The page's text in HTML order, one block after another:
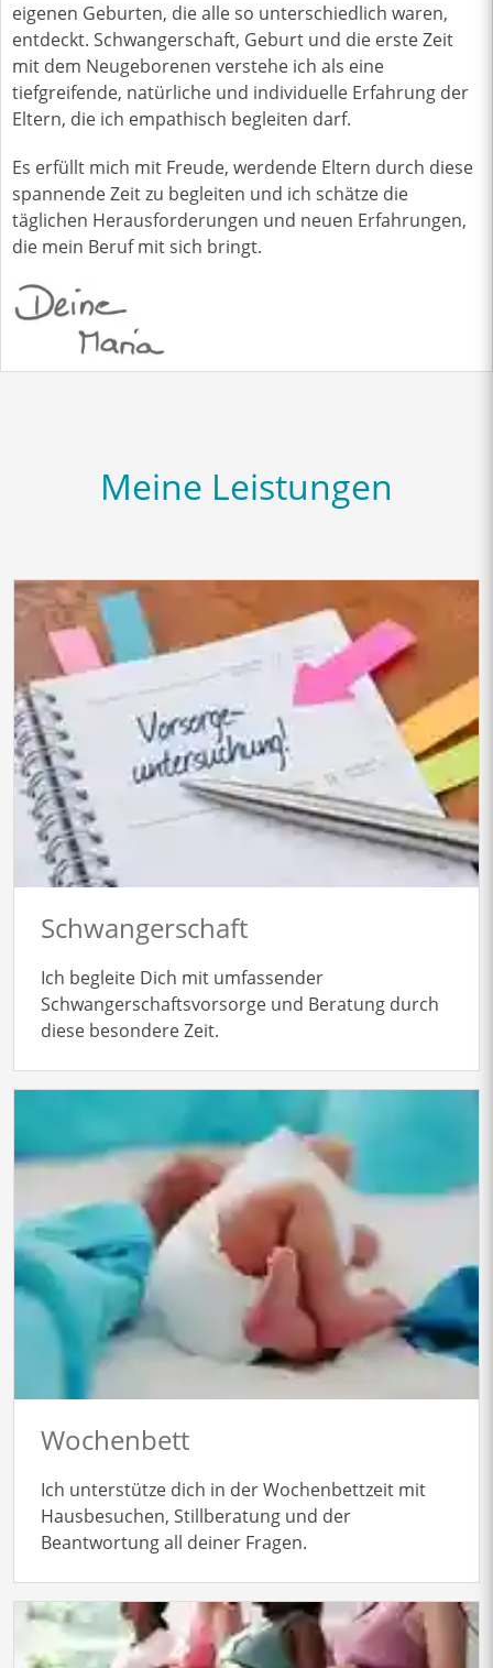
eigenen Geburten, die alle so unterschiedlich waren,
entdeckt. Schwangerschaft, Geburt und die erste Zeit
mit dem Neugeborenen verstehe ich als eine
tiefgreifende, natürliche und individuelle Erfahrung der
Eltern, die ich empathisch begleiten darf.
Es erfüllt mich mit Freude, werdende Eltern durch diese
spannende Zeit zu begleiten und ich schätze die
täglichen Herausforderungen und neuen Erfahrungen,
die mein Beruf mit sich bringt.
Meine Leistungen
Schwangerschaft
Ich begleite Dich mit umfassender
Schwangerschaftsvorsorge und Beratung durch
diese besondere Zeit.
Wochenbett
Ich unterstütze dich in der Wochenbettzeit mit
Hausbesuchen, Stillberatung und der
Beantwortung all deiner Fragen.